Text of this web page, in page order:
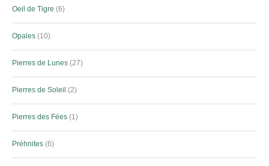
Oeil de Tigre 6
Opales 10
Pierres de Lunes 27
Pierres de Soleil 2
Pierres des Fées 1
Préhnites 6